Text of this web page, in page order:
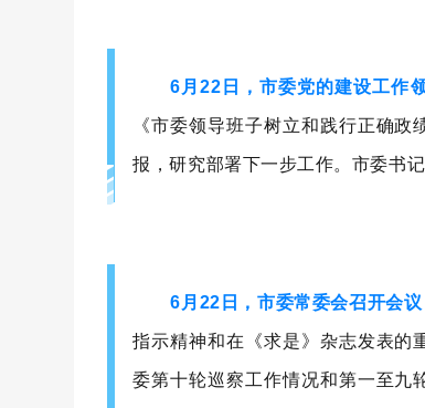
6月22日，市委党的建设工作
《市委领导班子树立和践行正确
报，研究部署下一步工作。市委书
6月22日，市委常委会召开会
指示精神和在《求是》杂志发表的
委第十轮巡察工作情况和第一至九